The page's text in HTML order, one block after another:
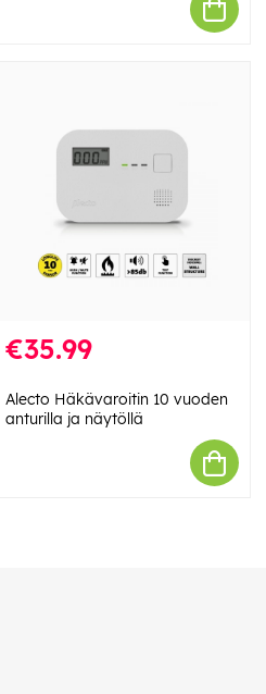
€35.99
Alecto Häkävaroitin 10 vuoden
anturilla ja näytöllä